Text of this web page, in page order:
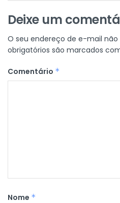
Deixe um
O seu endereço de e-mail não
obrigatórios são marcados
Comentário *
Nome *